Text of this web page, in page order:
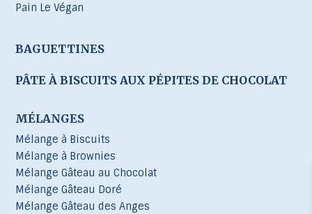
Pain Le Végan
BAGUETTINES
PÂTE À BISCUITS AUX PÉPITES DE CHOCOLAT
MÉLANGES
Mélange à Biscuits
Mélange à Brownies
Mélange Gâteau au Chocolat
Mélange Gâteau Doré
Mélange Gâteau des Anges